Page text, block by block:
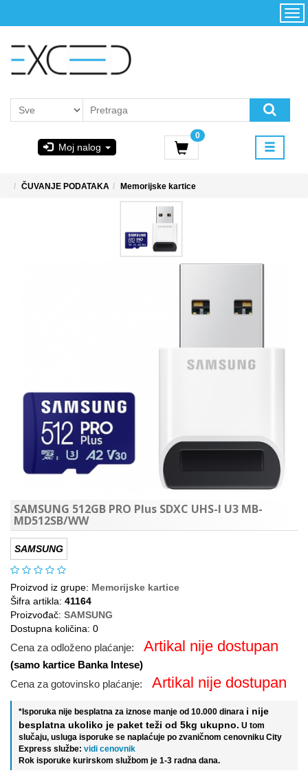
Moj nalog
0
Početna
korišćenja i
MICROSOFT
ČUVANJE PODATAKA Memorijske kartice
SAMSUNG 512GB PRO Plus SDXC UHS-I U3 MB-
MD512SB/WW
SAMSUNG
Proizvod iz grupe: Memorijske kartice
Šifra artikla: 41164
Proizvođač: SAMSUNG
Dostupna količina: 0
Cena za odloženo plaćanje: Artikal nije dostupan
(samo kartice Banka Intese)
Cena za gotovinsko plaćanje:
Artikal nije dostupan
*Isporuka nije besplatna za iznose manje od 10.000 dinara i nije
besplatna ukoliko je paket teži od 5kg ukupno. U tom
slučaju, usluga isporuke se naplaćuje po zvaničnom cenovniku City
Express službe: vidi cenovnik
Rok isporuke kurirskom službom je 1-3 radna dana.